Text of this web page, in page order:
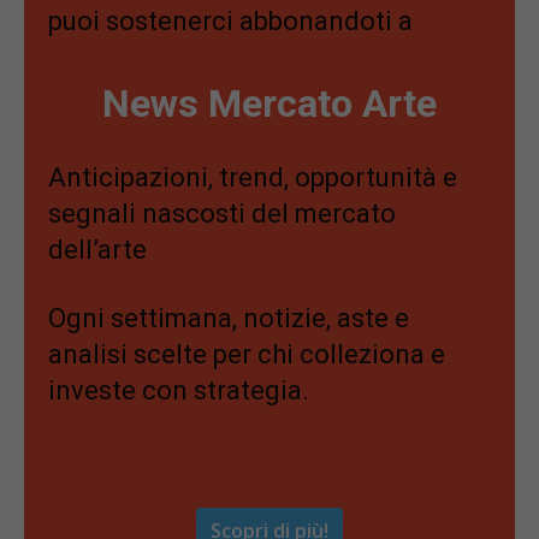
puoi sostenerci abbonandoti a
News Mercato Arte
Anticipazioni, trend, opportunità e
segnali nascosti del mercato
dell’arte
Ogni settimana, notizie, aste e
analisi scelte per chi colleziona e
investe con strategia.
Scopri di più!